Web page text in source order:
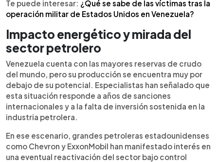
Te puede interesar: ¿Qué se sabe de las víctimas tras la
operación militar de Estados Unidos en Venezuela?
Impacto energético y mirada del
sector petrolero
Venezuela cuenta con las mayores reservas de crudo
del mundo, pero su producción se encuentra muy por
debajo de su potencial. Especialistas han señalado que
esta situación responde a años de sanciones
internacionales y a la falta de inversión sostenida en la
industria petrolera.
En ese escenario, grandes petroleras estadounidenses
como Chevron y ExxonMobil han manifestado interés en
una eventual reactivación del sector bajo control